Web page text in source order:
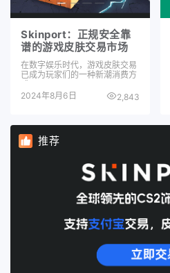
Skinport：正规安全靠
谱的游戏皮肤交易市场
在数字娱乐时代，游戏皮肤交易
已成为玩家们的一种新潮消费方
2024年8月6日
2,843
推荐